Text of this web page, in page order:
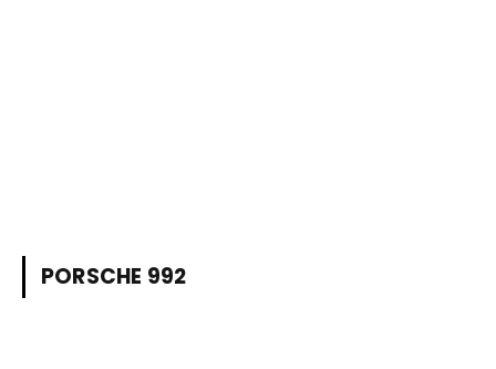
PORSCHE 992